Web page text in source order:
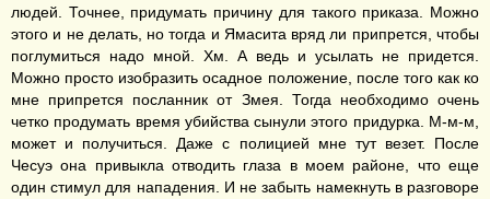
людей. Точнее, придумать причину для такого приказа. Можно
этого и не делать, но тогда и Ямасита вряд ли припрется, чтобы
поглумиться надо мной. Хм. А ведь и усылать не придется.
Можно просто изобразить осадное положение, после того как ко
мне припрется посланник от Змея. Тогда необходимо очень
четко продумать время убийства сынули этого придурка. М-м-м,
может и получиться. Даже с полицией мне тут везет. После
Чесуэ она привыкла отводить глаза в моем районе, что еще
один стимул для нападения. И не забыть намекнуть в разговоре